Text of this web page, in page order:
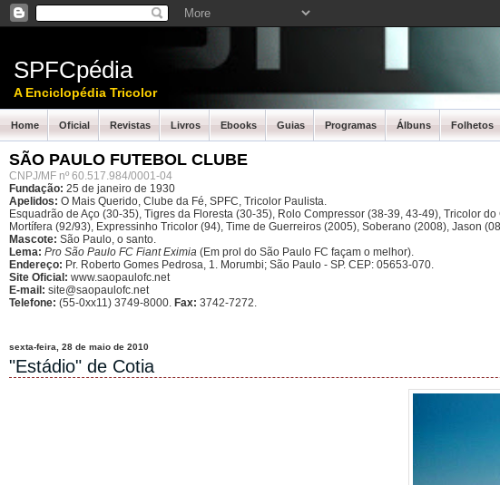
SPFCpédia
A Enciclopédia Tricolor
Home Oficial Revistas Livros Ebooks Guias Programas Álbuns Folhetos
SÃO PAULO FUTEBOL CLUBE
CNPJ/MF nº 60.517.984/0001-04
Fundação: 25 de janeiro de 1930
Apelidos: O Mais Querido, Clube da Fé, SPFC, Tricolor Paulista.
Esquadrão de Aço (30-35), Tigres da Floresta (30-35), Rolo Compressor (38-39, 43-49), Tricolor
Mortífera (92/93), Expressinho Tricolor (94), Time de Guerreiros (2005), Soberano (2008), Jason
Mascote: São Paulo, o santo.
Lema: Pro São Paulo FC Fiant Eximia (Em prol do São Paulo FC façam o melhor).
Endereço: Pr. Roberto Gomes Pedrosa, 1. Morumbi; São Paulo - SP. CEP: 05653-070.
Site Oficial: www.saopaulofc.net
E-mail: site@saopaulofc.net
Telefone: (55-0xx11) 3749-8000. Fax: 3742-7272.
sexta-feira, 28 de maio de 2010
"Estádio" de Cotia